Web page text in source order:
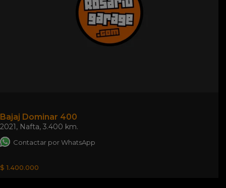
Bajaj Dominar 400
2021, Nafta, 3.400 km.
Contactar por WhatsApp
$ 1.400.000